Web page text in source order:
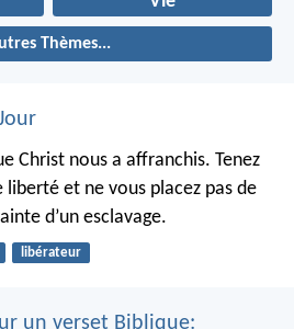
Thèmes...
Christ nous a affranchis. Tenez
et ne vous placez pas de
d’un esclavage.
libérateur
un verset Biblique: